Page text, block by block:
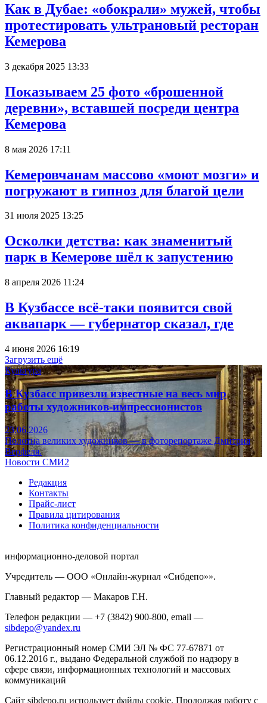
Как в Дубае: «обокрали» мужей, чтобы
протестировать ультрановый ресторан
Кемерова
3 декабря 2025 13:33
Показываем 25 фото «брошенной
деревни», вставшей посреди центра
Кемерова
8 мая 2026 17:11
Кемеровчанам массово «моют мозги» и
погружают в гипноз для благой цели
31 июля 2025 13:25
Осколки детства: как знаменитый
парк в Кемерове шёл к запустению
8 апреля 2026 11:24
В Кузбассе всё-таки появится свой
аквапарк — губернатор сказал, где
4 июня 2026 16:19
Загрузить ещё
Культура
В Кузбасс привезли известные на весь мир
работы художников-импрессионистов
23.06.2026
Полотна великих художников — в фоторепортаже Дмитрия
Верфеля.
Новости СМИ2
Редакция
Контакты
Прайс-лист
Правила цитирования
Политика конфиденциальности
информационно-деловой портал
Учредитель — ООО «Онлайн-журнал «Сибдепо»».
Главный редактор — Макаров Г.Н.
Телефон редакции — +7 (3842) 900-800, email —
sibdepo@yandex.ru
Регистрационный номер СМИ ЭЛ № ФС 77-67871 от
06.12.2016 г., выдано Федеральной службой по надзору в
сфере связи, информационных технологий и массовых
коммуникаций
Сайт sibdepo.ru использует файлы cookie. Продолжая работу с